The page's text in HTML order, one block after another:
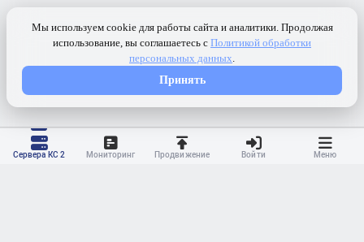
Сервера КС 2 Мониторинг Продвижение Войти Меню